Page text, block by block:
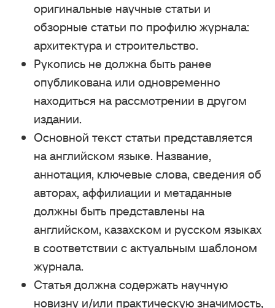
оригинальные научные статьи и
обзорные статьи по профилю журнала:
архитектура и строительство.
Рукопись не должна быть ранее
опубликована или одновременно
находиться на рассмотрении в другом
издании.
Основной текст статьи представляется
на английском языке. Название,
аннотация, ключевые слова, сведения об
авторах, аффилиации и метаданные
должны быть представлены на
английском, казахском и русском языках
в соответствии с актуальным шаблоном
журнала.
Статья должна содержать научную
новизну и/или практическую значимость,